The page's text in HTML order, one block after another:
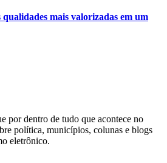
qualidades mais valorizadas em um
por dentro de tudo que acontece no
política, municípios, colunas e blogs
eletrônico.